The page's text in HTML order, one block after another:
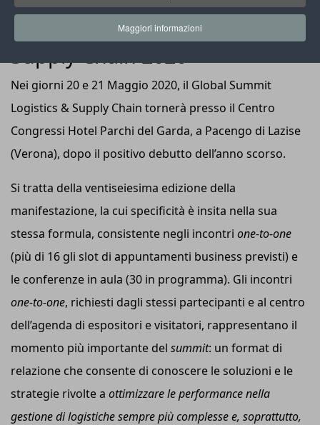
Maggiori informazioni
EVENTI
Global Summit Logistics &
Nei giorni 20 e 21 Maggio 2020, il Global Summit
Logistics & Supply Chain tornerà presso il Centro
Congressi Hotel Parchi del Garda, a Pacengo di Lazise
(Verona), dopo il positivo debutto dell’anno scorso.
Si tratta della ventiseiesima edizione della
manifestazione, la cui specificità è insita nella sua
stessa formula, consistente negli incontri one-to-one
(più di 16 gli slot di appuntamenti business previsti) e
le conferenze in aula (30 in programma). Gli incontri
one-to-one, richiesti dagli stessi partecipanti e al centro
dell’agenda di espositori e visitatori, rappresentano il
momento più importante del summit: un format di
relazione che consente di conoscere le soluzioni e le
strategie rivolte a ottimizzare le performance nella
gestione di logistiche sempre più complesse e, soprattutto,